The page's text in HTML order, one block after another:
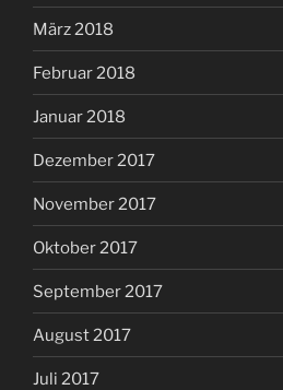
März 2018
Februar 2018
Januar 2018
Dezember 2017
November 2017
Oktober 2017
September 2017
August 2017
Juli 2017